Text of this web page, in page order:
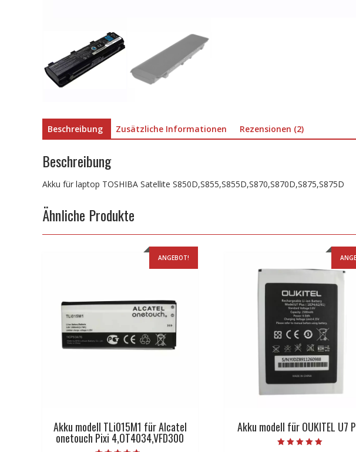
Beschreibung Zusätzliche Informationen Rezensionen (2)
Beschreibung
Akku für laptop TOSHIBA Satellite S850D,S855,S855D,S870,S870D,S875,S875D
Ähnliche Produkte
ANGEBOT!
Akku modell TLi015M1 für Alcatel
onetouch Pixi 4,OT4034,VFD300
Akku modell für OUKITEL U7